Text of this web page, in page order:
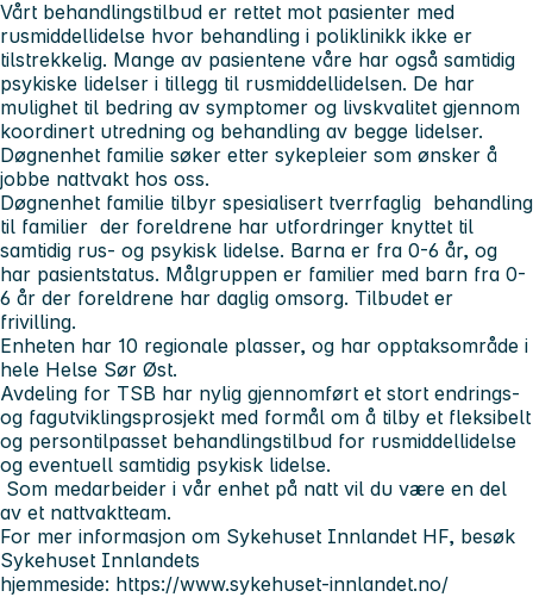
Vårt behandlingstilbud er rettet mot pasienter med
rusmiddellidelse hvor behandling i poliklinikk ikke er
tilstrekkelig. Mange av pasientene våre har også samtidig
psykiske lidelser i tillegg til rusmiddellidelsen. De har
mulighet til bedring av symptomer og livskvalitet gjennom
koordinert utredning og behandling av begge lidelser.
Døgnenhet familie søker etter sykepleier som ønsker å
jobbe nattvakt hos oss.
Døgnenhet familie tilbyr spesialisert tverrfaglig behandling
til familier der foreldrene har utfordringer knyttet til
samtidig rus- og psykisk lidelse. Barna er fra 0-6 år, og
har pasientstatus. Målgruppen er familier med barn fra 0-
6 år der foreldrene har daglig omsorg. Tilbudet er
frivilling.
Enheten har 10 regionale plasser, og har opptaksområde i
hele Helse Sør Øst.
Avdeling for TSB har nylig gjennomført et stort endrings-
og fagutviklingsprosjekt med formål om å tilby et fleksibelt
og persontilpasset behandlingstilbud for rusmiddellidelse
og eventuell samtidig psykisk lidelse.
Som medarbeider i vår enhet på natt vil du være en del
av et nattvaktteam.
For mer informasjon om Sykehuset Innlandet HF, besøk
Sykehuset Innlandets
hjemmeside: https://www.sykehuset-innlandet.no/